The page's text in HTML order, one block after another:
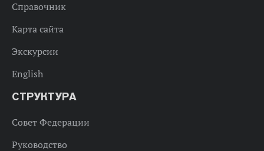
Справочник
Карта сайта
Экскурсии
English
СТРУКТУРА
Совет Федерации
Руководство